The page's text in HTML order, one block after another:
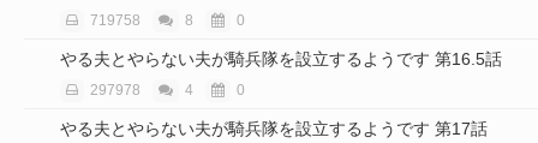
719758 8 0
やる夫とやらない夫が騎兵隊を設立するようです 第16.5話
297978 4 0
やる夫とやらない夫が騎兵隊を設立するようです 第17話